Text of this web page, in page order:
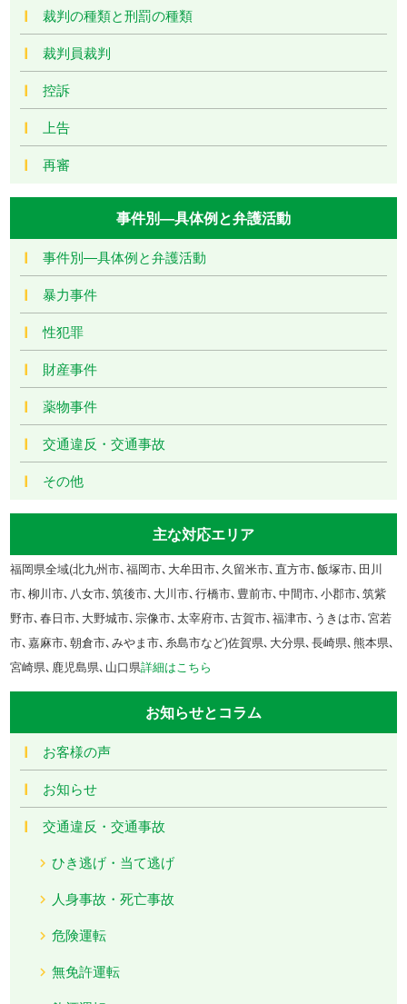
裁判の種類と刑罰の種類
裁判員裁判
控訴
上告
再審
事件別―具体例と弁護活動
事件別―具体例と弁護活動
暴力事件
性犯罪
財産事件
薬物事件
交通違反・交通事故
その他
主な対応エリア
福岡県全域(北九州市､福岡市､大牟田市､久留米市､直方市､飯塚市､田川
市､柳川市､八女市､筑後市､大川市､行橋市､豊前市､中間市､小郡市､筑紫
野市､春日市､大野城市､宗像市､太宰府市､古賀市､福津市､うきは市､宮若
市､嘉麻市､朝倉市､みやま市､糸島市など)佐賀県､大分県､長崎県､熊本県､
宮崎県､鹿児島県､山口県詳細はこちら
お知らせとコラム
お客様の声
お知らせ
交通違反・交通事故
ひき逃げ・当て逃げ
人身事故・死亡事故
危険運転
無免許運転